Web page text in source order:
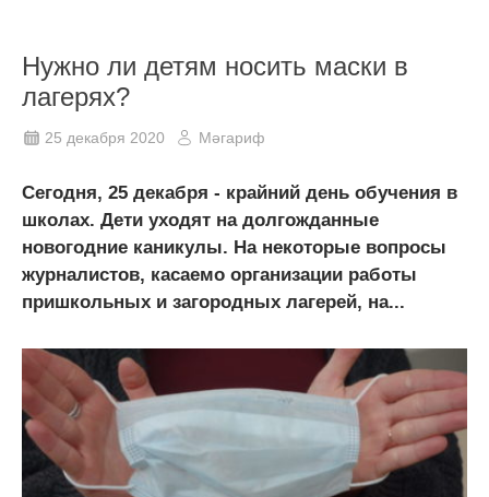
Нужно ли детям носить маски в
лагерях?
25 декабря 2020 Мәгариф
Сегодня, 25 декабря - крайний день обучения в
школах. Дети уходят на долгожданные
новогодние каникулы. На некоторые вопросы
журналистов, касаемо организации работы
пришкольных и загородных лагерей, на...